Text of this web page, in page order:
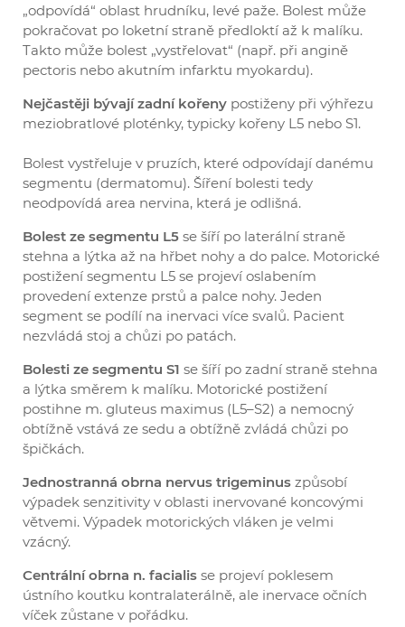
„odpovídá“ oblast hrudníku, levé paže. Bolest může
pokračovat po loketní straně předloktí až k malíku.
Takto může bolest „vystřelovat“ (např. při angině
pectoris nebo akutním infarktu myokardu).
Nejčastěji bývají zadní kořeny postiženy při výhřezu
meziobratlové ploténky, typicky kořeny L5 nebo S1.
Bolest vystřeluje v pruzích, které odpovídají danému
segmentu (dermatomu). Šíření bolesti tedy
neodpovídá area nervina, která je odlišná.
Bolest ze segmentu L5 se šíří po laterální straně
stehna a lýtka až na hřbet nohy a do palce. Motorické
postižení segmentu L5 se projeví oslabením
provedení extenze prstů a palce nohy. Jeden
segment se podílí na inervaci více svalů. Pacient
nezvládá stoj a chůzi po patách.
Bolesti ze segmentu S1 se šíří po zadní straně stehna
a lýtka směrem k malíku. Motorické postižení
postihne m. gluteus maximus (L5–S2) a nemocný
obtížně vstává ze sedu a obtížně zvládá chůzi po
špičkách.
Jednostranná obrna nervus trigeminus způsobí
výpadek senzitivity v oblasti inervované koncovými
větvemi. Výpadek motorických vláken je velmi
vzácný.
Centrální obrna n. facialis se projeví poklesem
ústního koutku kontralaterálně, ale inervace očních
víček zůstane v pořádku.